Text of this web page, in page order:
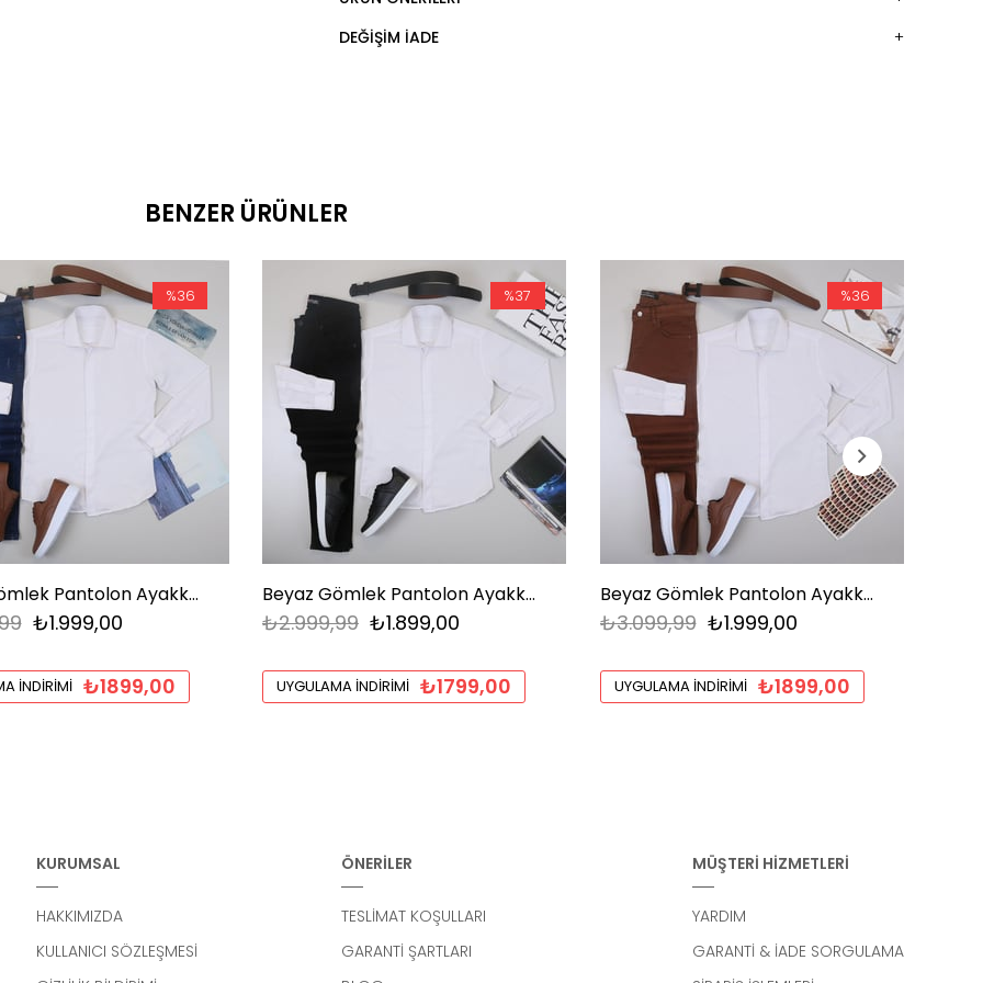
DEĞIŞIM İADE
BENZER ÜRÜNLER
Beyaz Gömlek Pantolon Ayakkabı Kombin
₺1.999,00
İNDIRIMI ₺1899,00
%36
Beyaz Gömlek Pantolon Ayakkabı Kombin
₺1.899,00
₺2.999,99
UYGULAMA İNDIRIMI ₺1799,00
%37
Beyaz Gömlek Pantolon Ayakkabı Kombin
₺1.999,00
₺3.099,99
UYGULAMA İNDIRIMI ₺1899,00
%36
KURUMSAL
HAKKIMIZDA
KULLANICI SÖZLEŞMESİ
ÖNERİLER
TESLİMAT KOŞULLARI
GARANTİ ŞARTLARI
MÜŞTERİ HİZMETLERİ
YARDIM
GARANTİ & İADE SORGULAMA